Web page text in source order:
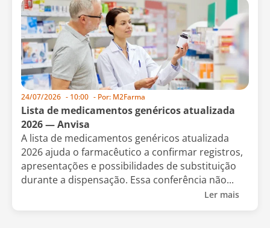
24/07/2026 - 10:00 - Por: M2Farma
Lista de medicamentos genéricos atualizada
2026 — Anvisa
A lista de medicamentos genéricos atualizada
2026 ajuda o farmacêutico a confirmar registros,
apresentações e possibilidades de substituição
durante a dispensação. Essa conferência não...
Ler mais